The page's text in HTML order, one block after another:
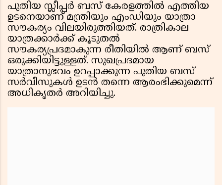
പുതിയ സ്ലീപ്പർ ബസ് കേരളത്തിൽ എത്തിയ
ഉടനെയാണ് മന്ത്രിയും എംഡിയും യാത്രാ
സൗകര്യം വിലയിരുത്തിയത്. രാത്രികാല
യാത്രക്കാർക്ക് കൂടുതൽ
സൗകര്യപ്രദമാകുന്ന രീതിയിൽ ആണ് ബസ്
ഒരുക്കിയിട്ടുള്ളത്. സുഖപ്രദമായ
യാത്രാനുഭവം ഉറപ്പാക്കുന്ന പുതിയ ബസ്
സർവീസുകൾ ഉടൻ തന്നെ ആരംഭിക്കുമെന്ന്
അധികൃതർ അറിയിച്ചു.